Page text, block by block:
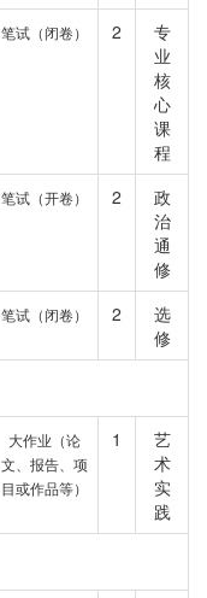
笔试（闭卷） 2
专
业
核
心
课
程
笔试（开卷） 2
政
治
通
修
笔试（闭卷） 2
选
修
大作业（论
文、报告、项
目或作品等）
1
艺
术
实
践